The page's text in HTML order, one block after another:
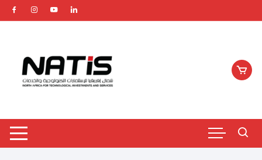
Aller
au